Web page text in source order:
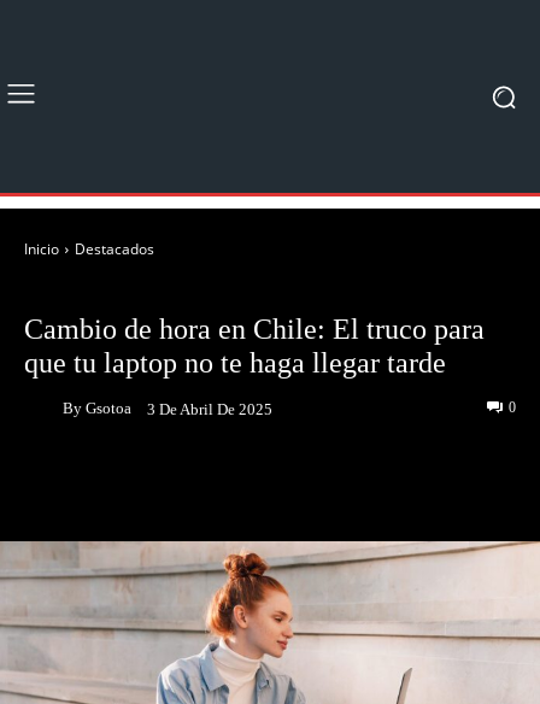
Inicio Destacados
Cambio de hora en Chile: El truco para
que tu laptop no te haga llegar tarde
By Gsotoa 3 De Abril De 2025 0